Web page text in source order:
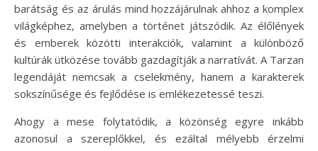
barátság és az árulás mind hozzájárulnak ahhoz a komplex
világképhez, amelyben a történet játszódik. Az élőlények
és emberek közötti interakciók, valamint a különböző
kultúrák ütközése tovább gazdagítják a narratívát. A Tarzan
legendáját nemcsak a cselekmény, hanem a karakterek
sokszínűsége és fejlődése is emlékezetessé teszi.
Ahogy a mese folytatódik, a közönség egyre inkább
azonosul a szereplőkkel, és ezáltal mélyebb érzelmi